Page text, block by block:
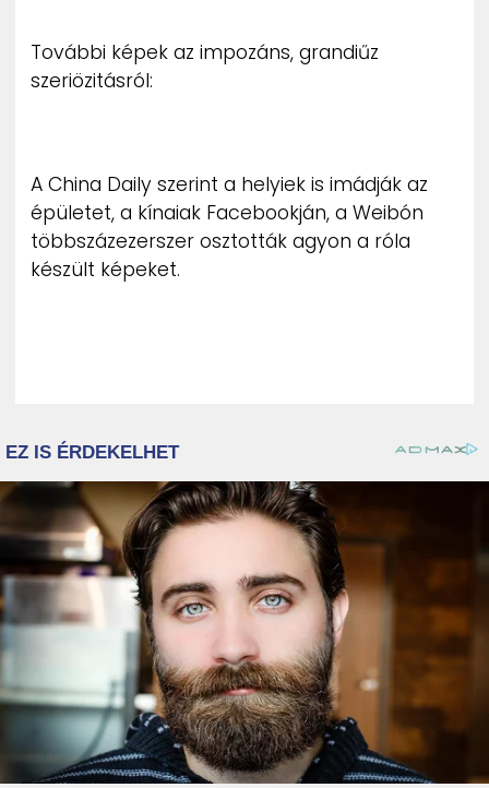
További képek az impozáns, grandiűz
szeriözitásról:
A China Daily szerint a helyiek is imádják az
épületet, a kínaiak Facebookján, a Weibón
többszázezerszer osztották agyon a róla
készült képeket.